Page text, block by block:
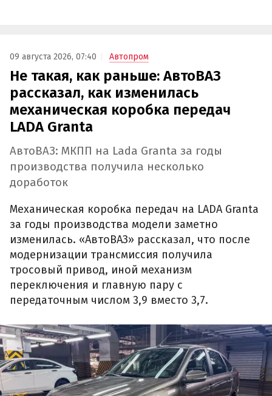
09 августа 2026, 07:40 Автопром
Не такая, как раньше: АвтоВАЗ
рассказал, как изменилась
механическая коробка передач
LADA Granta
АвтоВАЗ: МКПП на Lada Granta за годы
производства получила несколько
доработок
Механическая коробка передач на LADA Granta
за годы производства модели заметно
изменилась. «АвтоВАЗ» рассказал, что после
модернизации трансмиссия получила
тросовый привод, иной механизм
переключения и главную пару с
передаточным числом 3,9 вместо 3,7.